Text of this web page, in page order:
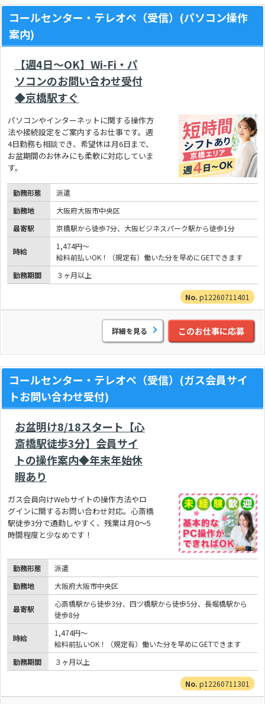
コールセンター・テレオペ（受信）(パソコン操作
案内)
【週4日～OK】Wi-Fi・パ
ソコンのお問い合わせ受付
◆京橋駅すぐ
パソコンやインターネットに関する操作方
法や接続設定をご案内するお仕事です。週
4日勤務も相談でき、希望休は月6日まで、
お盆期間のお休みにも柔軟に対応していま
す。
勤務形態
派遣
勤務地
大阪府大阪市中央区
最寄駅
京橋駅から徒歩7分、大阪ビジネスパーク駅から徒歩1分
時給
1,474円～
給料前払いOK！（規定有）働いた分を早めにGETできます
勤務期間
３ヶ月以上
p12260711401
詳細を見る このお仕事に応募
コールセンター・テレオペ（受信）(ガス会員サイ
トお問い合わせ受付)
お盆明け8/18スタート【心
斎橋駅徒歩3分】会員サイ
トの操作案内◆年末年始休
暇あり
ガス会員向けWebサイトの操作方法やロ
グインに関するお問い合わせ対応。心斎橋
駅徒歩3分で通勤しやすく、残業は月0～5
時間程度と少なめです！
勤務形態
派遣
勤務地
大阪府大阪市中央区
最寄駅
心斎橋駅から徒歩3分、四ツ橋駅から徒歩5分、長堀橋駅から
徒歩8分
時給
1,474円～
給料前払いOK！（規定有）働いた分を早めにGETできます
勤務期間
３ヶ月以上
p12260711301